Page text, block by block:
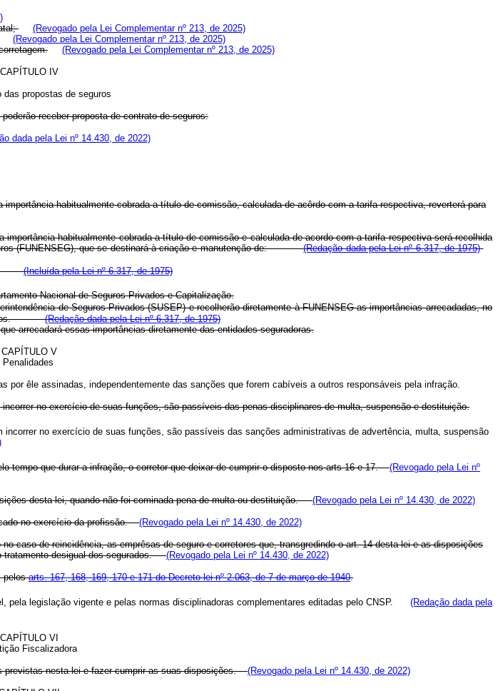
(Revogado pela Lei Complementar nº 213, de 2025)
(Revogado pela Lei Complementar nº 213, de 2025)
(Revogado pela Lei Complementar nº 213, de 2025)
CAPÍTULO IV
das propostas de seguros
receber proposta de contrato de seguros:
dada pela Lei nº 14.430, de 2022)
habitualmente cobrada a título de comissão, calculada de acôrdo com a tarifa respectiva, reverterá para
importância habitualmente cobrada a título de comissão e calculada de acordo com a tarifa respectiva será recolhida
(FUNENSEG), que se destinará à criação e manutenção de:(Redação dada pela Lei nº 6.317, de 1975)
(Incluída pela Lei nº 6.317, de 1975)
Nacional de Seguros Privados e Capitalização.
de Seguros Privados (SUSEP) e recolherão diretamente à FUNENSEG as importâncias arrecadadas, no
créditos.(Redação dada pela Lei nº 6.317, de 1975)
arrecadará essas importâncias diretamente das entidades seguradoras.
CAPÍTULO V
Penalidades
êle assinadas, independentemente das sanções que forem cabíveis a outros responsáveis pela infração.
no exercício de suas funções, são passíveis das penas disciplinares de multa, suspensão e destituição.
no exercício de suas funções, são passíveis das sanções administrativas de advertência, multa, suspensão
tempo que durar a infração, o corretor que deixar de cumprir o disposto nos arts 16 e 17.(Revogado pela Lei nº
desta lei, quando não foi cominada pena de multa ou destituição.(Revogado pela Lei nº 14.430, de 2022)
no exercício da profissão.(Revogado pela Lei nº 14.430, de 2022)
caso de reincidência, as emprêsas de seguro e corretores que, transgredindo o art. 14 desta lei e as disposições
tratamento desigual dos segurados.(Revogado pela Lei nº 14.430, de 2022)
pelosarts. 167, 168, 169, 170 e 171 do Decreto-lei nº 2.063, de 7 de março de 1940.
pela legislação vigente e pelas normas disciplinadoras complementares editadas pelo CNSP. (Redação dada pela
CAPÍTULO VI
Fiscalizadora
previstas nesta lei e fazer cumprir as suas disposições.(Revogado pela Lei nº 14.430, de 2022)